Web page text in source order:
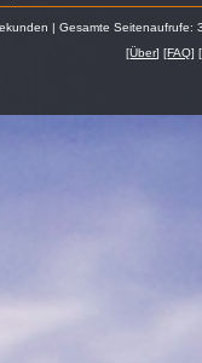
| Gesamte
[Über] [FAQ] [